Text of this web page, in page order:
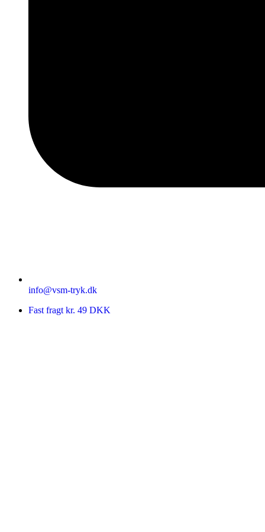
info@vsm-tryk.dk
Fast fragt kr. 49 DKK